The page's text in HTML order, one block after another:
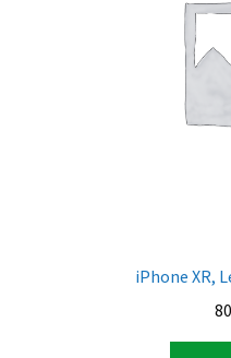
iPhone XR,